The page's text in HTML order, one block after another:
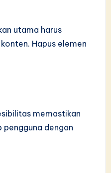
utama harus
Hapus elemen
memastikan
pengguna dengan